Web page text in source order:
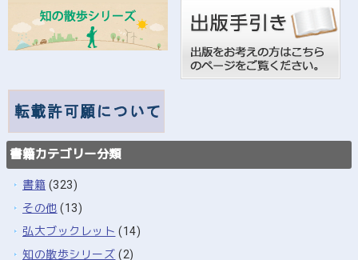
書籍カテゴリー分類
書籍 (323)
その他 (13)
弘大ブックレット (14)
知の散歩シリーズ (2)